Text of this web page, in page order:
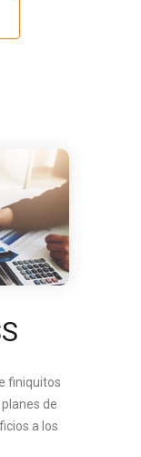
finiquitos
de
a los